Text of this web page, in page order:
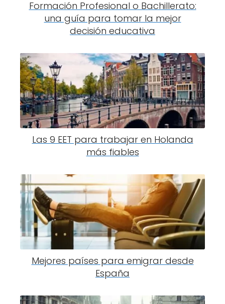
Formación Profesional o Bachillerato:
una guía para tomar la mejor
decisión educativa
Las 9 EET para trabajar en Holanda
más fiables
Mejores países para emigrar desde
España